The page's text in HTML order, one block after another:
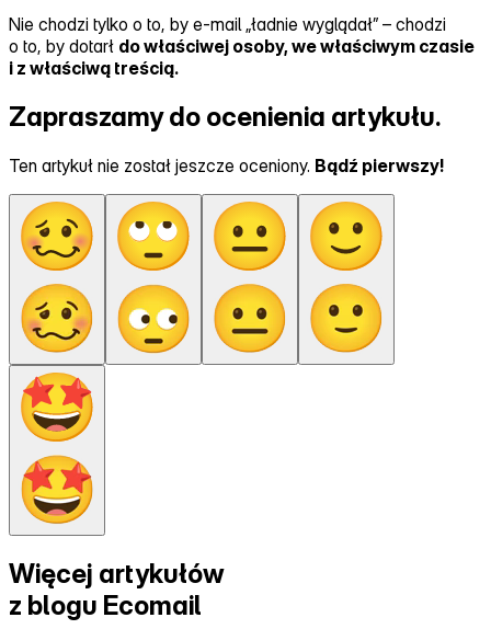
Nie chodzi tylko o to, by e‑mail „ładnie wyglądał” – chodzi
o to, by dotarł do właściwej osoby, we właściwym czasie
i z właściwą treścią.
Zapraszamy do ocenienia artykułu.
Ten artykuł nie został jeszcze oceniony. Bądź pierwszy!
Więcej artykułów
z blogu Ecomail